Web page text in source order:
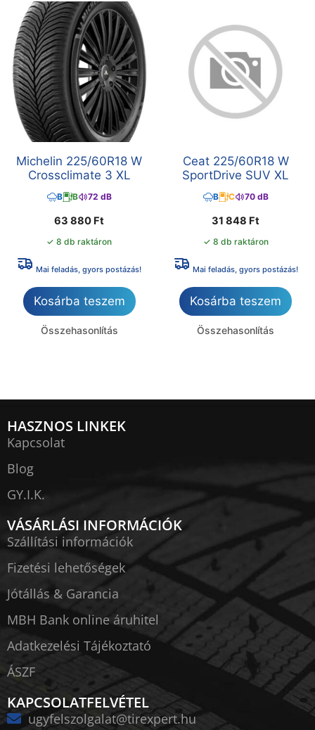
Michelin 225/60R18 W
Crossclimate 3 XL
B B 72 dB
63 880 Ft
✓ 8 db raktáron
Mai feladás, gyors postázás!
Kosárba teszem
Összehasonlítás
Ceat 225/60R18 W
SportDrive SUV XL
B C 70 dB
31 848 Ft
✓ 8 db raktáron
Mai feladás, gyors postázás!
Kosárba teszem
Összehasonlítás
HASZNOS LINKEK
Kapcsolat
Blog
GY.I.K.
VÁSÁRLÁSI INFORMÁCIÓK
Szállítási információk
Fizetési lehetőségek
Jótállás & Garancia
MBH Bank online áruhitel
Adatkezelési Tájékoztató
ÁSZF
KAPCSOLATFELVÉTEL
ugyfelszolgalat@tirexpert.hu